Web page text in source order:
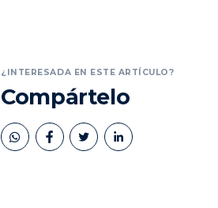
¿INTERESADA EN ESTE ARTÍCULO?
Compártelo